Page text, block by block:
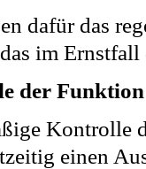
dafür das
im Ernstfall
der
Kontrolle
einen